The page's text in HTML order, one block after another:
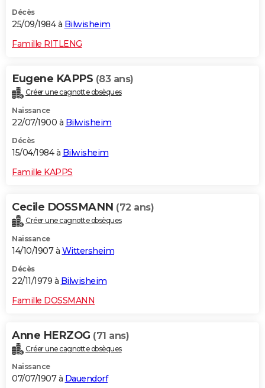
Décès
25/09/1984 à Bilwisheim
Famille RITLENG
Eugene KAPPS (83 ans)
Créer une cagnotte obsèques
Naissance
22/07/1900 à Bilwisheim
Décès
15/04/1984 à Bilwisheim
Famille KAPPS
Cecile DOSSMANN (72 ans)
Créer une cagnotte obsèques
Naissance
14/10/1907 à Wittersheim
Décès
22/11/1979 à Bilwisheim
Famille DOSSMANN
Anne HERZOG (71 ans)
Créer une cagnotte obsèques
Naissance
07/07/1907 à Dauendorf